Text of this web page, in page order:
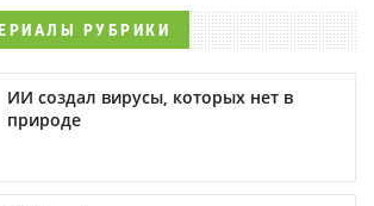
РУБРИКИ
ИИ создал вирусы, которых нет в
природе